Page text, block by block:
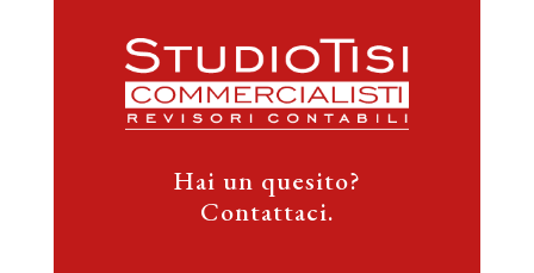
Hai un quesito?
Contattaci.